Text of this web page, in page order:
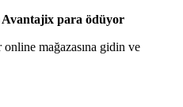
Avantajix para ödüyor
mağazasına gidin ve